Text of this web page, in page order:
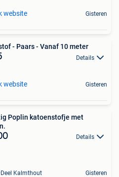
website Gisteren
- Paars - Vanaf 10 meter
Details
website Gisteren
Poplin katoenstofje met
Details
Kalmthout Gisteren